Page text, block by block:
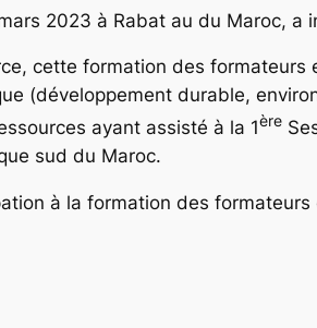
2023 à Rabat au du Maroc, a
cette formation des
(développement durable,
ayant assisté à la 1ère
sud du Maroc.
à la formation des